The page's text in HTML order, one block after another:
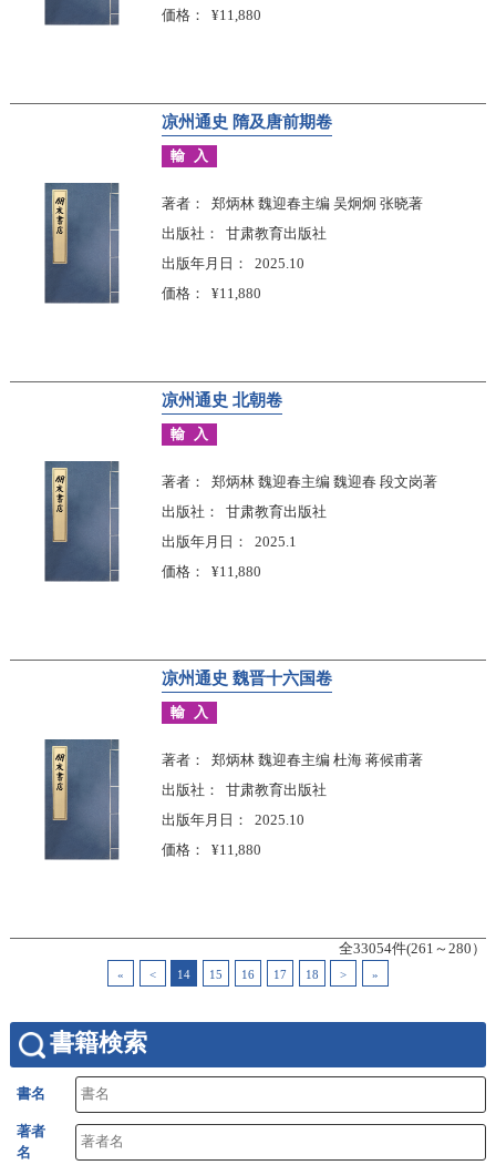
価格
¥11,880
凉州通史 隋及唐前期卷
輸入
著者
郑炳林 魏迎春主编 吴炯炯 张晓著
出版社
甘肃教育出版社
出版年月日
2025.10
価格
¥11,880
凉州通史 北朝卷
輸入
著者
郑炳林 魏迎春主编 魏迎春 段文岗著
出版社
甘肃教育出版社
出版年月日
2025.1
価格
¥11,880
凉州通史 魏晋十六国卷
輸入
著者
郑炳林 魏迎春主编 杜海 蒋候甫著
出版社
甘肃教育出版社
出版年月日
2025.10
価格
¥11,880
全33054件(261～280）
« < 14 15 16 17 18 > »
書籍検索
書名
著者
名